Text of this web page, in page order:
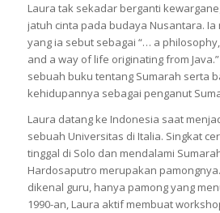
Laura tak sekadar berganti
jatuh cinta pada budaya Nusantara. Ia
yang ia sebut sebagai “… a
and a way of life originating from
sebuah buku tentang Sumarah serta
kehidupannya sebagai penganut
Laura datang ke Indonesia saat
sebuah Universitas di Italia. Singkat
tinggal di Solo dan mendalami
Hardosaputro merupakan
dikenal guru, hanya pamong yang
1990-an, Laura aktif membuat